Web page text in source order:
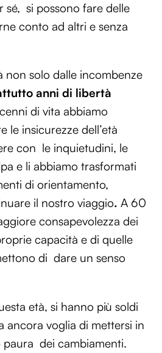
sé, si possono fare delle
conto ad altri e senza
non solo dalle incombenze
anni di libertà
di vita abbiamo
le insicurezze dell’età
con le inquietudini, le
e li abbiamo trasformati
di orientamento,
il nostro viaggio. A 60
consapevolezza dei
capacità e di quelle
di dare un senso
età, si hanno più soldi
ancora voglia di mettersi in
paura dei cambiamenti.